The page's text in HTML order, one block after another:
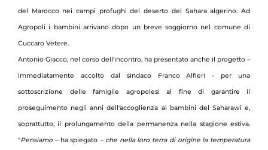
del Marocco nei campi profughi del deserto del Sahara algerino. Ad
Agropoli i bambini arrivano dopo un breve soggiorno nel comune di
Cuccaro Vetere.
Antonio Giacco, nel corso dell'incontro, ha presentato anche il progetto –
immediatamente accolto dal sindaco Franco Alfieri - per una
sottoscrizione delle famiglie agropolesi al fine di garantire il
proseguimento negli anni dell'accoglienza ai bambini del Saharawi e,
soprattutto, il prolungamento della permanenza nella stagione estiva.
"Pensiamo – ha spiegato – che nella loro terra di origine la temperatura